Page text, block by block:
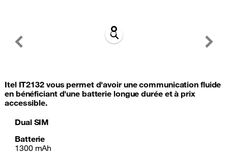
Previous Next
Itel IT2132 vous permet d'avoir une communication fluide
en bénéficiant d'une batterie longue durée et à prix
accessible.
Dual SIM
Batterie
1300 mAh